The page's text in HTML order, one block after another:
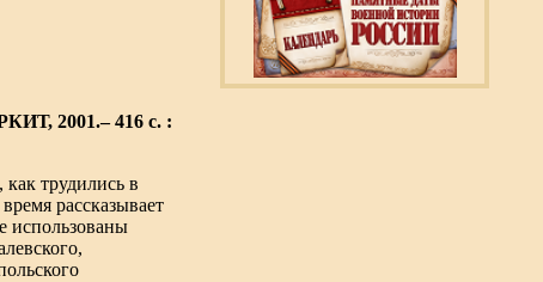
2001.– 416 с. :
трудились в
рассказывает
использованы